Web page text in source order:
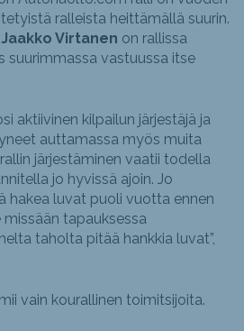
ralleista heittämällä suurin.
Jaakko Virtanen on rallissa
suurimmassa vastuussa itse
aktiivinen kilpailun järjestäjä ja
auttamassa myös muita
järjestäminen vaatii todella
jo hyvissä ajoin. Jo
hakea luvat puoli vuotta ennen
missään tapauksessa
taholta pitää hankkia luvat”,
vain kourallinen toimitsijoita.